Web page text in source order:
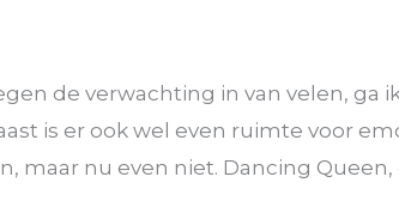
de verwachting in van velen, ga
is er ook wel even ruimte voor
maar nu even niet. Dancing Queen,